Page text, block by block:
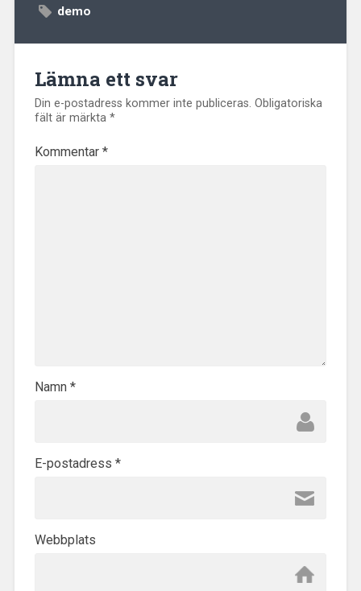
demo
Lämna ett svar
Din e-postadress kommer inte publiceras. Obligatoriska
fält är märkta *
Kommentar *
Namn *
E-postadress *
Webbplats